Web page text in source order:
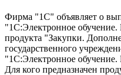
Фирма "1С" объявляет о
"1С:Электронное
продукта "Закупки.
государственного
"1С:Электронное обучение.
Для кого предназначен